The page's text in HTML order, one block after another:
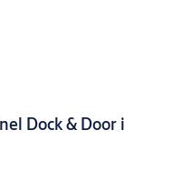
Dock & Door i